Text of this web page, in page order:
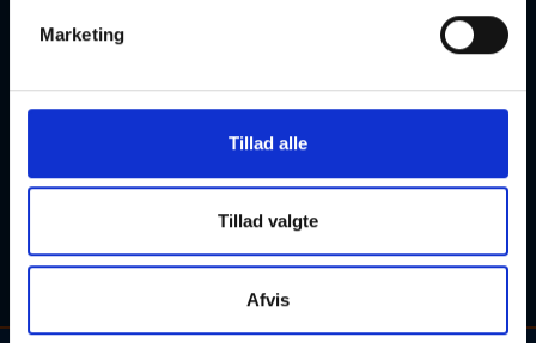
Marketing
Tillad alle
Tillad valgte
Afvis
Mødegange:
Kontakt kursusudbyder:
T: 45 96 01 00
Del